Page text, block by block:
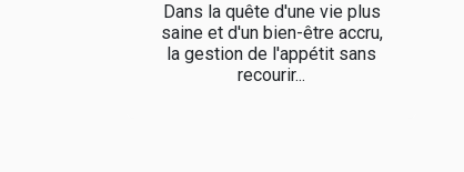
Dans la quête d'une vie plus
saine et d'un bien-être accru,
la gestion de l'appétit sans
recourir...